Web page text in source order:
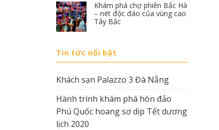
Khám phá chợ phiên Bắc Hà
– nét độc đáo của vùng cao
Tây Bắc
Tin tức nổi bật
Khách sạn Palazzo 3 Đà Nẵng
Hành trình khám phá hòn đảo
Phú Quốc hoang sơ dịp Tết dương
lịch 2020